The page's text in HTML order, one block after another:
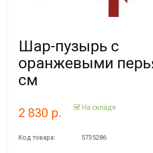
Шар-пузырь с
оранжевыми
см
2 830 р. На складе
Код товара: 5735286